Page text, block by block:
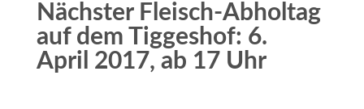
Nächster Fleisch-Abholtag
auf dem Tiggeshof: 6.
April 2017, ab 17 Uhr